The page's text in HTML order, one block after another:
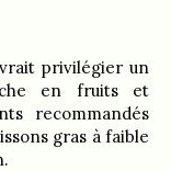
privilégier un
en fruits et
recommandés
gras à faible